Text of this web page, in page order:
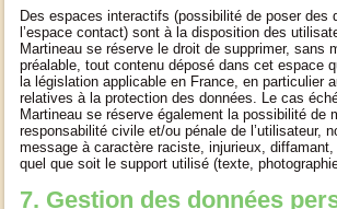
Des espaces interactifs (possibilité de poser des
l’espace contact) sont à la disposition des
Martineau se réserve le droit de supprimer, sans
préalable, tout contenu déposé dans cet espace
la législation applicable en France, en particulier
relatives à la protection des données. Le cas
Martineau se réserve également la possibilité de
responsabilité civile et/ou pénale de l’utilisateur,
message à caractère raciste, injurieux, diffamant,
quel que soit le support utilisé (texte,
7. Gestion des données